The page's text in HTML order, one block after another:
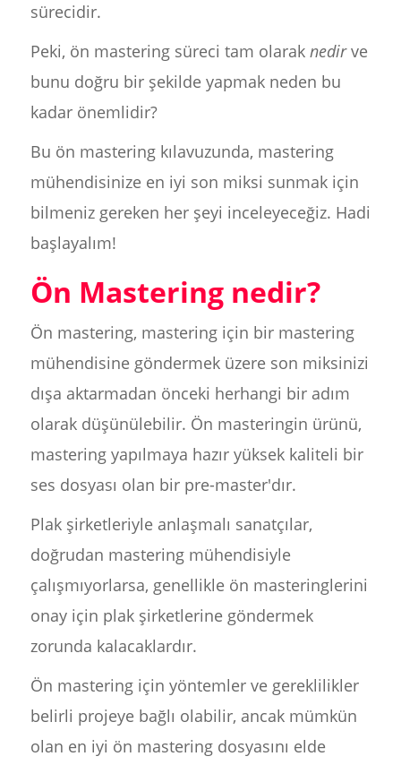
sürecidir.
Peki, ön mastering süreci tam olarak nedirve
bunu doğru bir şekilde yapmak neden bu
kadar önemlidir?
Bu ön mastering kılavuzunda, mastering
mühendisinize en iyi son miksi sunmak için
bilmeniz gereken her şeyi inceleyeceğiz. Hadi
başlayalım!
Ön Mastering nedir?
Ön mastering, mastering için bir mastering
mühendisine göndermek üzere son miksinizi
dışa aktarmadan önceki herhangi bir adım
olarak düşünülebilir. Ön masteringin ürünü,
mastering yapılmaya hazır yüksek kaliteli bir
ses dosyası olan bir pre-master'dır.
Plak şirketleriyle anlaşmalı sanatçılar,
doğrudan mastering mühendisiyle
çalışmıyorlarsa, genellikle ön masteringlerini
onay için plak şirketlerine göndermek
zorunda kalacaklardır.
Ön mastering için yöntemler ve gereklilikler
belirli projeye bağlı olabilir, ancak mümkün
olan en iyi ön mastering dosyasını elde